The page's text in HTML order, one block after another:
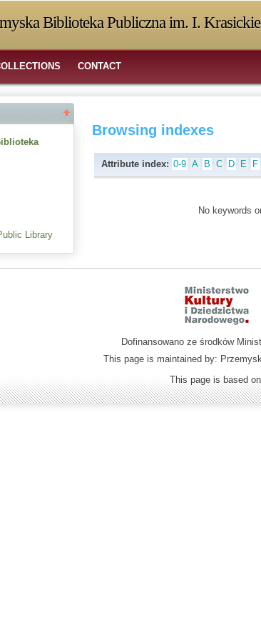
Biblioteka Publiczna im. I.
CONTACT
Library
Browsing indexes
Attribute index: 0-9 A B C D E F
No keywords
Dofinansowano ze środków
This page is maintained by:
This page is based